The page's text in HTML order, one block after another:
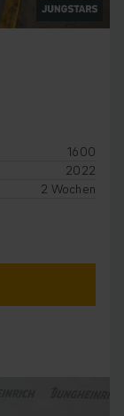
1600
2022
2 Wochen